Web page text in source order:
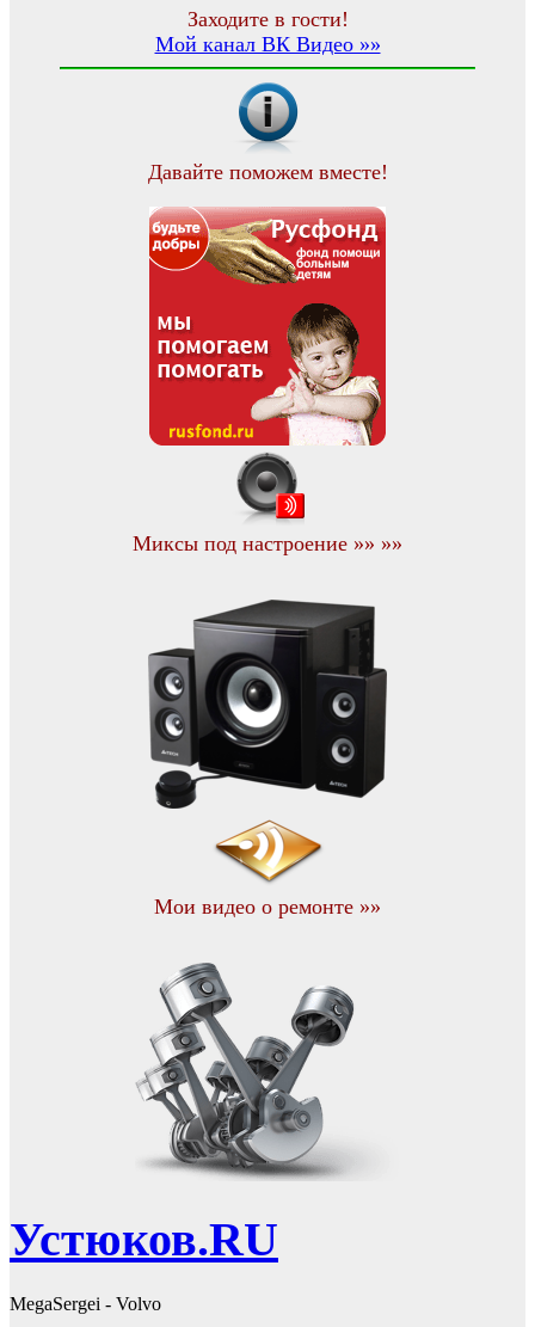
Заходите в гости!
Мой канал ВК Видео »»
Давайте поможем вместе!
Миксы под настроение »» »»
Мои видео о ремонте »»
Устюков.RU
MegaSergei - Volvo